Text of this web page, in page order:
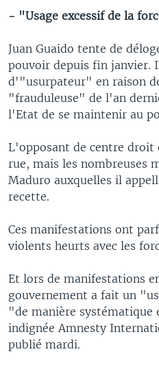
- "Usage excessif de la
Juan Guaido tente de
pouvoir depuis fin janvier.
d'"usurpateur" en raison
"frauduleuse" de l'an
l'Etat de se maintenir au
L'opposant de centre
rue, mais les nombreuses
Maduro auxquelles il
recette.
Ces manifestations ont
violents heurts avec les
Et lors de manifestations
gouvernement a fait un
"de manière systématique
indignée Amnesty
publié mardi.